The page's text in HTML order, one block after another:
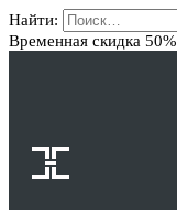
Найти:
Временная скидка 50%